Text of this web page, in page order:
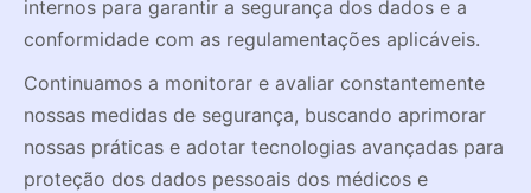
internos para garantir a segurança dos dados e a
conformidade com as regulamentações aplicáveis.
Continuamos a monitorar e avaliar constantemente
nossas medidas de segurança, buscando aprimorar
nossas práticas e adotar tecnologias avançadas para
proteção dos dados pessoais dos médicos e